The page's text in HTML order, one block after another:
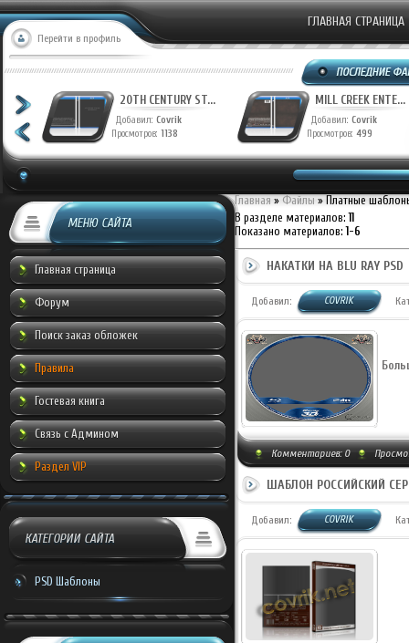
Перейти в профиль
ГЛАВНАЯ СТРАНИЦА
20TH CENTURY ST...
Добавил:Covrik
Просмотров:1221
20TH CENTURY ST...
Добавил:Covrik
Просмотров:1138
МЕНЮ САЙТА
Главная страница
Форум
Поиск заказ обложек
Правила
Гостевая книга
Связь с Админом
Раздел VIP
КАТЕГОРИИ САЙТА
PSD Шаблоны
Главная»Файлы» Платные
В разделе материалов:11
Показано материалов:1-6
НАКАТКИ НА BLU RAY PSD
Добавил: COVRIK
Комментариев: 0
ШАБЛОН РОССИЙСКИЙ
Добавил: COVRIK